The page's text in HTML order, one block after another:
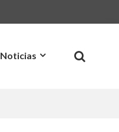
Noticias